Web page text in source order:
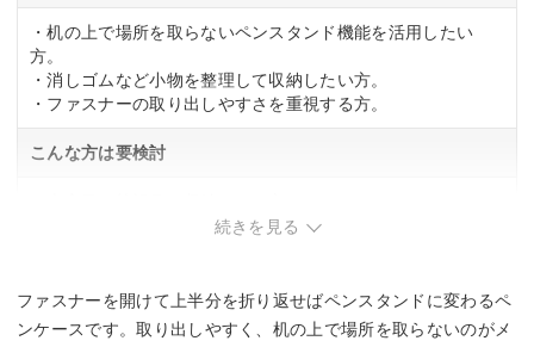
・机の上で場所を取らないペンスタンド機能を活用したい
方。
・消しゴムなど小物を整理して収納したい方。
・ファスナーの取り出しやすさを重視する方。
こんな方は要検討
続きを見る
ファスナーを開けて上半分を折り返せばペンスタンドに変わるペ
ンケースです。取り出しやすく、机の上で場所を取らないのがメ